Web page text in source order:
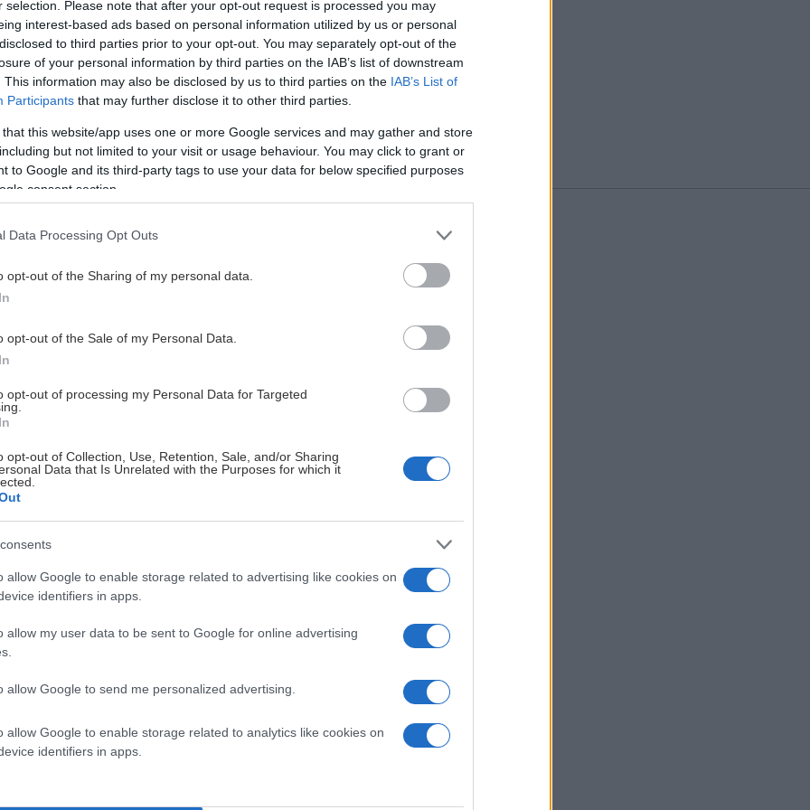
selection. Please note that after your opt-out request is processed you may
interest-based ads based on personal information utilized by us or personal
to third parties prior to your opt-out. You may separately opt-out of the
of your personal information by third parties on the IAB’s list of downstream
This information may also be disclosed by us to third parties on the IAB’s List of
Participants that may further disclose it to other third parties.
that this website/app uses one or more Google services and may gather and store
but not limited to your visit or usage behaviour. You may click to grant or
to Google and its third-party tags to use your data for below specified purposes
consent section.
Data Processing Opt Outs
opt-out of the Sharing of my personal data.
opt-out of the Sale of my Personal Data.
opt-out of processing my Personal Data for Targeted
opt-out of Collection, Use, Retention, Sale, and/or Sharing
Data that Is Unrelated with the Purposes for which it
allow Google to enable storage related to advertising like cookies on
identifiers in apps.
allow my user data to be sent to Google for online advertising
allow Google to send me personalized advertising.
allow Google to enable storage related to analytics like cookies on
identifiers in apps.
U17-landslag.
samlas för Finnkampen i Gällivare senare i augusti.
tagits ut i den svenska truppen. I turneringen väntar tre
ett fint kapitel i två lovande FBK-karriärer.
all användbar info.